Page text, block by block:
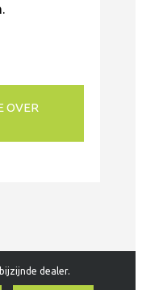
OVER
dealer.